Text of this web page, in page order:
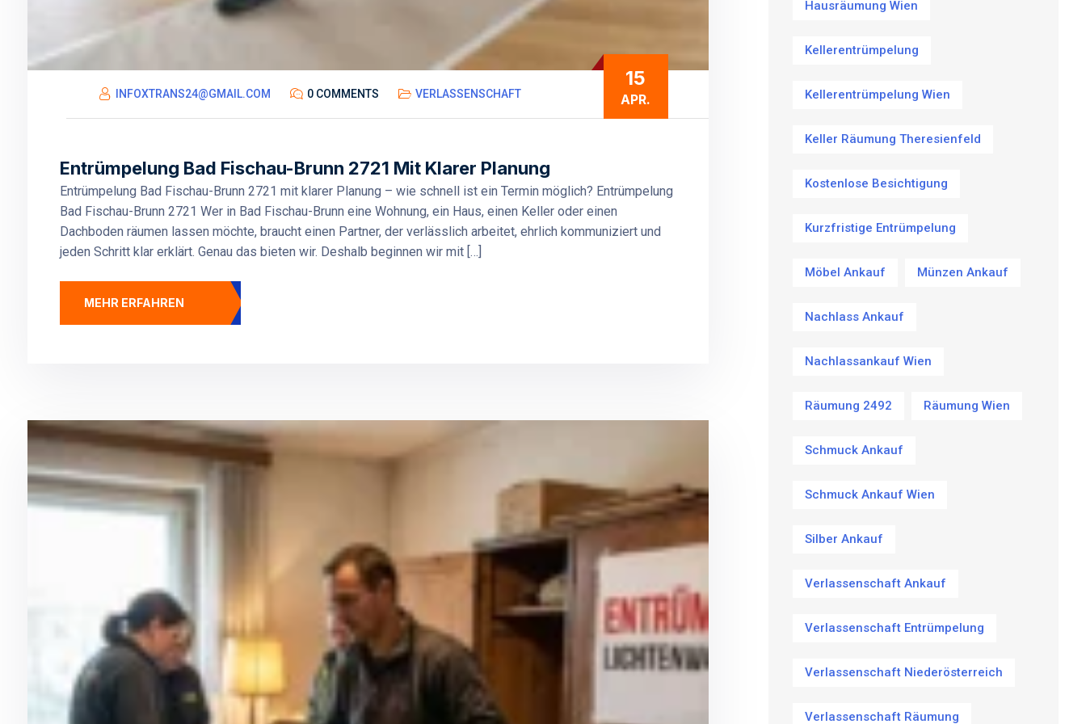
15
APR.
INFOXTRANS24@GMAIL.COM 0 COMMENTS VERLASSENSCHAFT
Entrümpelung Bad Fischau-Brunn 2721 Mit Klarer Planung
Entrümpelung Bad Fischau-Brunn 2721 mit klarer Planung – wie schnell ist ein Termin möglich? Entrümpelung
Bad Fischau-Brunn 2721 Wer in Bad Fischau-Brunn eine Wohnung, ein Haus, einen Keller oder einen
Dachboden räumen lassen möchte, braucht einen Partner, der verlässlich arbeitet, ehrlich kommuniziert und
jeden Schritt klar erklärt. Genau das bieten wir. Deshalb beginnen wir mit […]
MEHR ERFAHREN
Hausräumung Wien
Kellerentrümpelung
Kellerentrümpelung Wien
Keller Räumung Theresienfeld
Kostenlose Besichtigung
Kurzfristige Entrümpelung
Möbel Ankauf Münzen Ankauf
Nachlass Ankauf
Nachlassankauf Wien
Räumung 2492 Räumung Wien
Schmuck Ankauf
Schmuck Ankauf Wien
Silber Ankauf
Verlassenschaft Ankauf
Verlassenschaft Entrümpelung
Verlassenschaft Niederösterreich
Verlassenschaft Räumung